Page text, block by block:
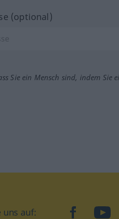
(optional)
Sie ein Mensch sind, indem Sie
uns auf: facebook